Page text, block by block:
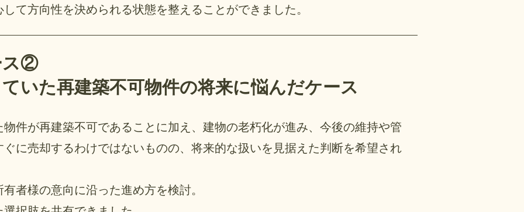
て方向性を決められる状態を整えることができました。
ス②
いた再建築不可物件の将来に悩んだケース
件が再建築不可であることに加え、建物の老朽化が進み、今後の維持や管
ぐに売却するわけではないものの、将来的な扱いを見据えた判断を希望され
者様の意向に沿った進め方を検討。